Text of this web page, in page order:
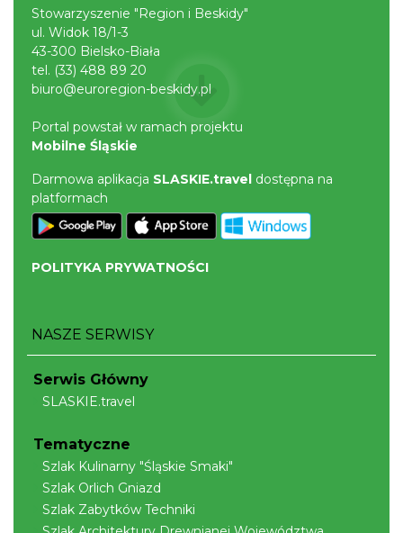
Jak czytać las
Istebna
12.87 km
Górki Wielkie
Piłkarski Piknik
Istebna
Stowarzyszenie "Region i Beskidy"
ul. Widok 18/1-3
43-300 Bielsko-Biała
tel. (33) 488 89 20
biuro@euroregion-beskidy.pl
Portal powstał w ramach projektu
Mobilne Śląskie
Darmowa aplikacja SLASKIE.travel dostępna na
platformach
POLITYKA PRYWATNOŚCI
NASZE SERWISY
Serwis Główny
SLASKIE.travel
Tematyczne
Szlak Kulinarny "Śląskie Smaki"
Szlak Orlich Gniazd
Szlak Zabytków Techniki